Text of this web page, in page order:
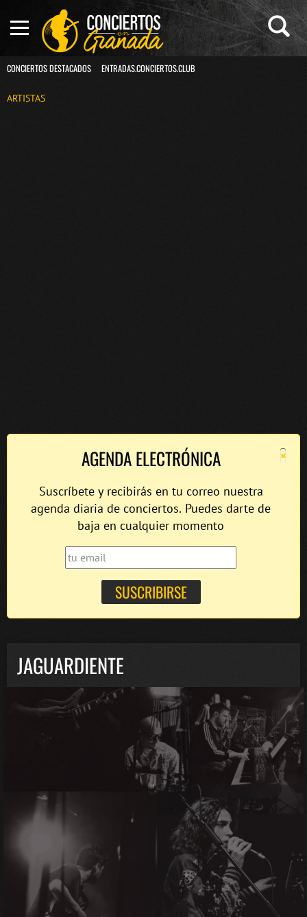
CONCIERTOS DESTACADOS ENTRADAS.CONCIERTOS.CLUB
ARTISTAS
×
AGENDA ELECTRÓNICA
Suscríbete y recibirás en tu correo nuestra
agenda diaria de conciertos. Puedes darte de
baja en cualquier momento
JAGUARDIENTE